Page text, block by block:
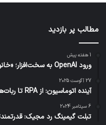
مطالب پر بازدید
1 هفته پیش
ورود OpenAI به سخت‌افزار؛ «خانواده دستگاه‌ها» در راه است
27 آگوست 2025
آینده اتوماسیون: از RPA تا ربات‌های با بینایی 4D
6 سپتامبر 2024
تبلت گیمینگ رد مجیک: